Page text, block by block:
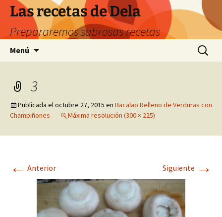
Saltar
contenido
Las recetas de Dela
Prepararemos sabrosas recetas
Menú Buscar:
3
Publicada eloctubre 27, 2015 en Bacalao Relleno de Verduras con
Champiñones
Máxima resolución (300 × 225)
← Anterior Siguiente →